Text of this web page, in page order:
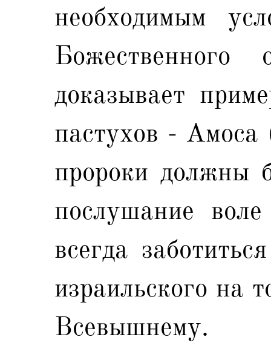
необходимым
Божественного
доказывает
пастухов -
пророки должны
послушание
всегда
израильского на
Всевышнему.